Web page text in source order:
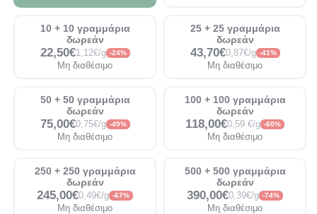
10 + 10 γραμμάρια
δωρεάν
22,50€1,12€/g -24%
Μη διαθέσιμο
25 + 25 γραμμάρια
δωρεάν
43,70€0,87€/g -41%
Μη διαθέσιμο
50 + 50 γραμμάρια
δωρεάν
75,00€0,75€/g -49%
Μη διαθέσιμο
100 + 100 γραμμάρια
δωρεάν
118,00€0,59 €/g -60%
Μη διαθέσιμο
250 + 250 γραμμάρια
δωρεάν
245,00€0,49€/g -67%
Μη διαθέσιμο
500 + 500 γραμμάρια
δωρεάν
390,00€0,39€/g -74%
Μη διαθέσιμο